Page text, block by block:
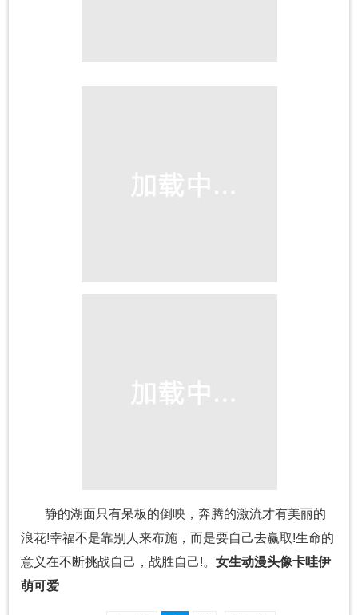
静的湖面只有呆板的倒映，奔腾的激流才有美丽的
浪花!幸福不是靠别人来布施，而是要自己去赢取!生命的
意义在不断挑战自己，战胜自己!。 女生动漫头像卡哇伊
萌可爱